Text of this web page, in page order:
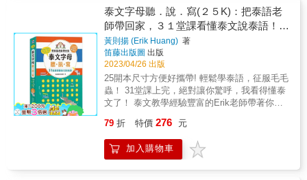
可提升泰語實力！ 本書特色 ◆學好泰文的關鍵
就在字彙 本書特為零基礎泰語學習者編著， 從
泰文單字學起， 精心收集泰國人使用頻率最高
的單字。 採中文拼音輔助，依據情境、分類編
排， 快速掌握必備單字， 很快的泰文會話就能
流利上口。 ◆用耳朵加強聽說能力 為加強學習
效果， 最好能搭配本書的精質MP3， 學習純正
道地的泰文， 有助你掌握實際的發音技巧， 加
唸兩遍 線上MP3內容為中泰對照， 中文唸一
遍、泰文唸兩遍。 請讀者注意泰語老師的唸
法， 跟著老師的發音覆誦練習， 才能講出最標
準的發音， 反覆練習，自然說出一口流利泰
低。 （3）後來雖然有了利用QR Code掃描下
載檔案至手機來聽取音檔的方式，但手機不僅
必須要一直處在上網的狀態，且從掃描到聽取
音檔的時間往往要花個5秒以上，很令人氣結。
（4）因此，我們為了同時解決讀者以上三種困
擾，特別領先全球開發了「VRP虛擬點讀
筆」，並獲得專利，希望這個輔助學習的工
具，能讓讀者不僅不用再額外花錢，且使用率
和相容性也是史上最高。 & 3. 「VRP虛擬點讀
筆」就是這麼方便！ （1）讀者只要透過書中
App」。（僅限iPhone和Android二種系統手
機） （2）下載完成後，可至App目錄中搜尋需
要的音檔或直接掃描內頁QR Code，將音檔一
看就懂泰語文法。若能學好這些文法，遇到泰
國人時便有能力用簡單的泰文與對方交流。單
字篇裡收錄的詞彙全是我們日常生活中會使用
到的單字，包括國家城市、家人與稱謂、身體
部位、日常用品、數字與日期、時間與金錢
等。學完單字之後，將發音、文法、單字結合
起來，就能學習文字長度再長一點的日常短句
跟會話。經過發音課、文法課、單字課、會話
課，就能用簡單的泰語和泰國人溝通了。 本書
特色 ◆特點一：看起來困難的泰語字母，就這
樣變簡單了！ 每一個泰文字母除了有嘴型示範
及重點提示之外，還用羅馬拼音輔助記憶。加
上筆順示範圖及舉例單字記憶，很快就能學
言，不知不覺，淘淘不絕。 【跟著線上MP3，
多唸多聽】 1.&& &可以時時沈浸在泰語環境裡
2.&& &好比洗泰語澡一樣 3.&& &可以很快提升
你的聽力 4.&& &可以很快提升你的會話能力
5.&& &熟背每一句話，碰到泰國人才能不假思
索，脫口而出 6.&& &泰語能力迅速提升 7.&&
&求職、上班、旅遊、貿易、經商、出差、洽公
都方便 【內容重點】 中文＋泰語＋簡易中文拼
修最佳好幫手 ●教會您把泰文當母語，模仿泰
國人每天說的話 ●為了讓您的學習過程，如同
請個泰國人在你身邊一樣，特別聘請泰國老師
錄音 ●你如果能夠每天一有空，就播放這些泰
國人錄音的線上MP3，跟聽跟唸 ●當你說泰語
商、旅行；或泰國人來臺灣工作、學習、旅
行、嫁娶&hellip;&hellip;，彼此頻繁往來。如何
透過正確的語言溝通，已是不可或缺之鑰。 &
本書特色 & 簡單實用的單字、會話：100個基
礎單字、單詞，延伸出1000種不同的會話。包
括食衣住行育樂、與人見面、問路、購物、使
用大眾運輸工具、點餐及飲品&hellip;&hellip;等
10大主題。 & 1. 附漫畫插圖，隨時隨地進入最
佳溝通情境，你也可以成為泰語達人。 2. 分層
學習：在每一部分中，每一個會話都有中文、
加油站等延伸學習。 3. 您可以使用本書作為一
本迷你字典，隨時隨地查閱所需要的單詞。 4.
隨書附贈線上聽力QR code：由泰國老師親自
泰文字母聽．說．寫(２５K)：把泰語老
師帶回家，３１堂課看懂泰文說泰語！
(附子音表海報＋老師講解MP3音檔連結)
黃則揚 (Erik Huang) 著
笛藤出版圖 出版
2023/04/26 出版
25開本尺寸方便好攜帶! 輕鬆學泰語，征服毛毛
蟲！ 31堂課上完，絕對讓你驚呼，我看得懂泰
文了！ 泰文教學經驗豐富的Erik老師帶著你，
前你可能買過許多自學泰語書籍， 但總是翻了
幾頁以後發現， 你依舊無法理解泰語的發音規
則。 本書從完全不懂泰文的角度出發， 我們不
79 折 特價 276 元
加入購物車